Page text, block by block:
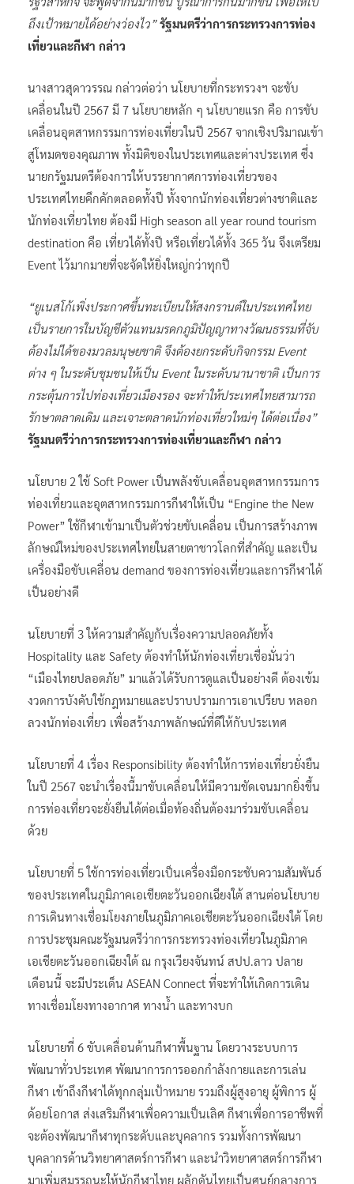
ถึงเป้าหมายได้อย่างว่องไว” รัฐมนตรีว่าการกระทรวงการท่อง
เที่ยวและกีฬา กล่าว
นางสาวสุดาวรรณ กล่าวต่อว่า นโยบายที่กระทรวงฯ จะขับ
เคลื่อนในปี 2567 มี 7 นโยบายหลัก ๆ นโยบายแรก คือ การขับ
เคลื่อนอุตสาหกรรมการท่องเที่ยวในปี 2567 จากเชิงปริมาณเข้า
สู่โหมดของคุณภาพ ทั้งมิติของในประเทศและต่างประเทศ ซึ่ง
นายกรัฐมนตรีต้องการให้บรรยากาศการท่องเที่ยวของ
ประเทศไทยคึกคักตลอดทั้งปี ทั้งจากนักท่องเที่ยวต่างชาติและ
นักท่องเที่ยวไทย ต้องมี High season all year round tourism
destination คือ เที่ยวได้ทั้งปี หรือเที่ยวได้ทั้ง 365 วัน จึงเตรียม
Event ไว้มากมายที่จะจัดให้ยิ่งใหญ่กว่าทุกปี
“ยูเนสโก้เพิ่งประกาศขึ้นทะเบียนให้สงกรานต์ในประเทศไทย
เป็นรายการในบัญชีตัวแทนมรดกภูมิปัญญาทางวัฒนธรรมที่จับ
ต้องไม่ได้ของมวลมนุษยชาติ จึงต้องยกระดับกิจกรรม Event
ต่าง ๆ ในระดับชุมชนให้เป็น Event ในระดับนานาชาติ เป็นการ
กระตุ้นการไปท่องเที่ยวเมืองรอง จะทำให้ประเทศไทยสามารถ
รักษาตลาดเดิม และเจาะตลาดนักท่องเที่ยวใหม่ๆ ได้ต่อเนื่อง”
รัฐมนตรีว่าการกระทรวงการท่องเที่ยวและกีฬา กล่าว
นโยบาย 2 ใช้ Soft Power เป็นพลังขับเคลื่อนอุตสาหกรรมการ
ท่องเที่ยวและอุตสาหกรรมการกีฬาให้เป็น “Engine the New
Power” ใช้กีฬาเข้ามาเป็นตัวช่วยขับเคลื่อน เป็นการสร้างภาพ
ลักษณ์ใหม่ของประเทศไทยในสายตาชาวโลกที่สำคัญ และเป็น
เครื่องมือขับเคลื่อน demand ของการท่องเที่ยวและการกีฬาได้
เป็นอย่างดี
นโยบายที่ 3 ให้ความสำคัญกับเรื่องความปลอดภัยทั้ง
Hospitality และ Safety ต้องทำให้นักท่องเที่ยวเชื่อมั่นว่า
“เมืองไทยปลอดภัย” มาแล้วได้รับการดูแลเป็นอย่างดี ต้องเข้ม
งวดการบังคับใช้กฎหมายและปราบปรามการเอาเปรียบ หลอก
ลวงนักท่องเที่ยว เพื่อสร้างภาพลักษณ์ที่ดีให้กับประเทศ
นโยบายที่ 4 เรื่อง Responsibility ต้องทำให้การท่องเที่ยวยั่งยืน
ในปี 2567 จะนำเรื่องนี้มาขับเคลื่อนให้มีความชัดเจนมากยิ่งขึ้น
การท่องเที่ยวจะยั่งยืนได้ต่อเมื่อท้องถิ่นต้องมาร่วมขับเคลื่อน
ด้วย
นโยบายที่ 5 ใช้การท่องเที่ยวเป็นเครื่องมือกระชับความสัมพันธ์
ของประเทศในภูมิภาคเอเชียตะวันออกเฉียงใต้ สานต่อนโยบาย
การเดินทางเชื่อมโยงภายในภูมิภาคเอเชียตะวันออกเฉียงใต้ โดย
การประชุมคณะรัฐมนตรีว่าการกระทรวงท่องเที่ยวในภูมิภาค
เอเชียตะวันออกเฉียงใต้ ณ กรุงเวียงจันทน์ สปป.ลาว ปลาย
เดือนนี้ จะมีประเด็น ASEAN Connect ที่จะทำให้เกิดการเดิน
ทางเชื่อมโยงทางอากาศ ทางน้ำ และทางบก
นโยบายที่ 6 ขับเคลื่อนด้านกีฬาพื้นฐาน โดยวางระบบการ
พัฒนาทั่วประเทศ พัฒนาการการออกกำลังกายและการเล่น
กีฬา เข้าถึงกีฬาได้ทุกกลุ่มเป้าหมาย รวมถึงผู้สูงอายุ ผู้พิการ ผู้
ด้อยโอกาส ส่งเสริมกีฬาเพื่อความเป็นเลิศ กีฬาเพื่อการอาชีพที่
จะต้องพัฒนากีฬาทุกระดับและบุคลากร รวมทั้งการพัฒนา
บุคลากรด้านวิทยาศาสตร์การกีฬา และนำวิทยาศาสตร์การกีฬา
มาเพิ่มสมรรถนะให้นักกีฬาไทย ผลักดันไทยเป็นศูนย์กลางการ